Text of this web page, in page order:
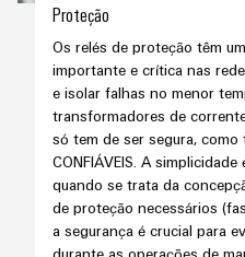
futuro
para
a
geração
comprovada
de
energia
Fabricantes
de
dispositivos
industrial
IIoT
&
Software
de
Automação
Industrial
de
isolamento
e
transdutores
de
medição
Fontes
de
de
formação
e
seminários
Opções
de
IoT
&
Automation
Eventos
e
feiras
Proteção
Os relés de proteção têm
importante e crítica nas
e isolar falhas no menor
transformadores de
só tem de ser segura, como
CONFIÁVEIS. A
quando se trata da
de proteção necessários
a segurança é crucial para
durante as operações de